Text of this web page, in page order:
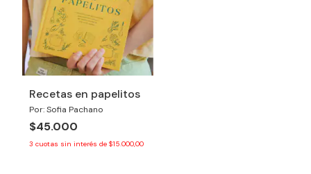
Recetas en papelitos
Por: Sofia Pachano
$45.000
3 cuotas sin interés de $15.000,00